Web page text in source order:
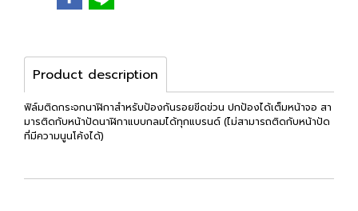
Product description
ฟิล์มติดกระจกนาฬิกาสำหรับป้องกันรอยขีดข่วน ปกป้องได้เต็มหน้าจอ สา
มารติดกับหน้าปัดนาฬิกาแบบกลมได้ทุกแบรนด์ (ไม่สามารถติดกับหน้าปัด
ที่มีความนูนโค้งได้)